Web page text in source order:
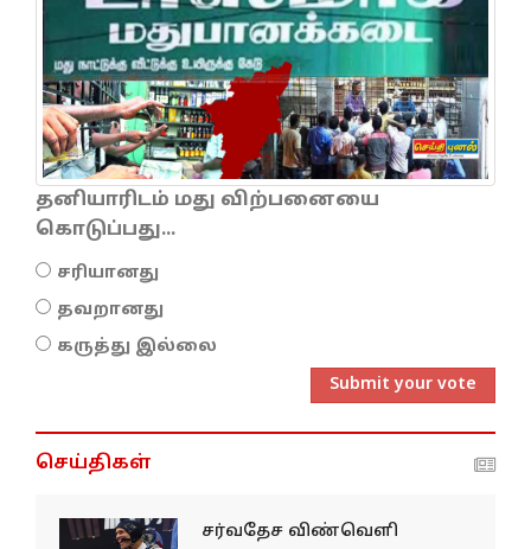
தனியாரிடம் மது விற்பனையை
கொடுப்பது...
சரியானது
தவறானது
கருத்து இல்லை
Submit your vote
செய்திகள்
சர்வதேச விண்வெளி